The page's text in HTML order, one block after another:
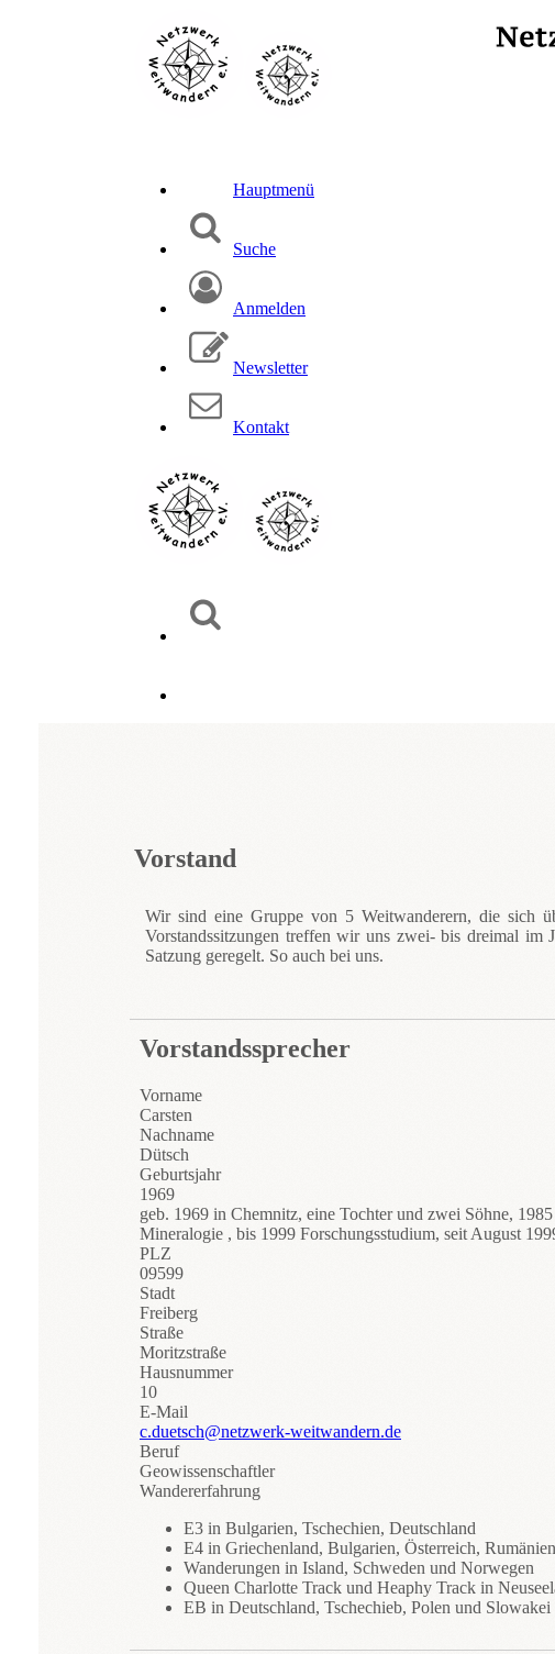
Hauptmenü
Suche
Anmelden
Newsletter
Kontakt
Vorstand
Wir sind eine Gruppe von 5 Weitwanderern, die sich
Vorstandssitzungen treffen wir uns zwei- bis dreimal im
Satzung geregelt. So auch bei uns.
Vorstandssprecher
Vorname
Carsten
Nachname
Dütsch
Geburtsjahr
1969
geb. 1969 in Chemnitz, eine Tochter und zwei Söhne,
Mineralogie , bis 1999 Forschungsstudium, seit August
PLZ
09599
Stadt
Freiberg
Straße
Moritzstraße
Hausnummer
10
E-Mail
c.duetsch@netzwerk-weitwandern.de
Beruf
Geowissenschaftler
Wandererfahrung
E3 in Bulgarien, Tschechien, Deutschland
E4 in Griechenland, Bulgarien, Österreich, Rumänien
Wanderungen in Island, Schweden und Norwegen
Queen Charlotte Track und Heaphy Track in
EB in Deutschland, Tschechieb, Polen und Slowakei